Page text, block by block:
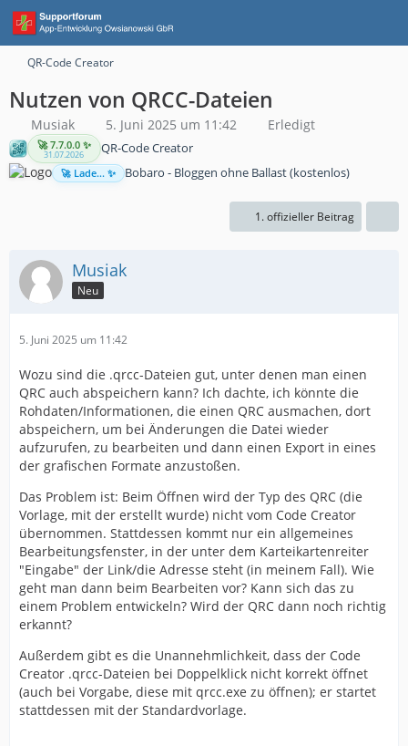
QR-Code Creator
Nutzen von QRCC-Dateien
Musiak 5. Juni 2025 um 11:42 Erledigt
🚀 7.7.0.0 ✨
31.07.2026 QR-Code Creator
🚀 Lade... ✨ Bobaro - Bloggen ohne Ballast (kostenlos)
1. offizieller Beitrag
Musiak
Neu
5. Juni 2025 um 11:42
Wozu sind die .qrcc-Dateien gut, unter denen man einen
QRC auch abspeichern kann? Ich dachte, ich könnte die
Rohdaten/Informationen, die einen QRC ausmachen, dort
abspeichern, um bei Änderungen die Datei wieder
aufzurufen, zu bearbeiten und dann einen Export in eines
der grafischen Formate anzustoßen.
Das Problem ist: Beim Öffnen wird der Typ des QRC (die
Vorlage, mit der erstellt wurde) nicht vom Code Creator
übernommen. Stattdessen kommt nur ein allgemeines
Bearbeitungsfenster, in der unter dem Karteikartenreiter
"Eingabe" der Link/die Adresse steht (in meinem Fall). Wie
geht man dann beim Bearbeiten vor? Kann sich das zu
einem Problem entwickeln? Wird der QRC dann noch richtig
erkannt?
Außerdem gibt es die Unannehmlichkeit, dass der Code
Creator .qrcc-Dateien bei Doppelklick nicht korrekt öffnet
(auch bei Vorgabe, diese mit qrcc.exe zu öffnen); er startet
stattdessen mit der Standardvorlage.